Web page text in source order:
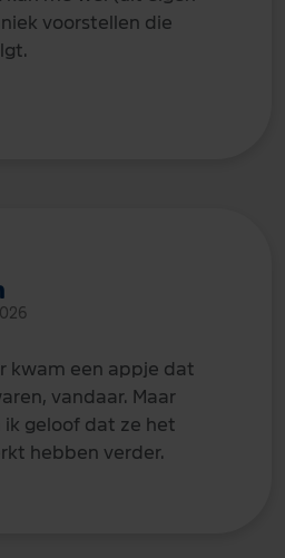
voorstellen die
kwam een appje dat
vandaar. Maar
ik geloof dat ze het
hebben verder.